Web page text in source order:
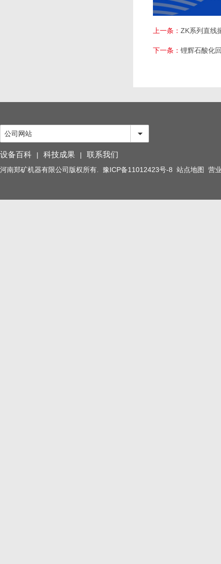
上一条： ZK系列直线
下一条： 锂辉石酸化
公司网站
设备百科 | 科技成果 | 联系我们
河南郑矿机器有限公司版权所有. 豫ICP备11012423号-8 站点地图 营